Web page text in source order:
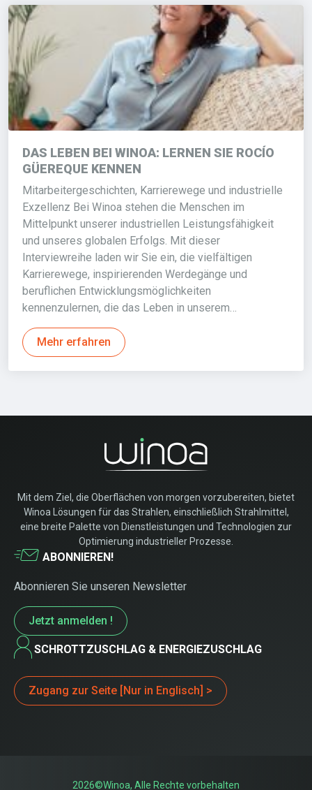
DAS LEBEN BEI WINOA: LERNEN SIE ROCÍO
GÜEREQUE KENNEN
Mitarbeitergeschichten, Karrierewege und industrielle
Exzellenz Bei Winoa stehen die Menschen im
Mittelpunkt unserer industriellen Leistungsfähigkeit
und unseres globalen Erfolgs. Mit dieser
Interviewreihe laden wir Sie ein, die vielfältigen
Karrierewege, inspirierenden Werdegänge und
beruflichen Entwicklungsmöglichkeiten
kennenzulernen, die das Leben in unserem…
Mehr erfahren
Mit dem Ziel, die Oberflächen von morgen vorzubereiten, bietet
Winoa Lösungen für das Strahlen, einschließlich Strahlmittel,
eine breite Palette von Dienstleistungen und Technologien zur
Optimierung industrieller Prozesse.
ABONNIEREN!
Abonnieren Sie unseren Newsletter
Jetzt anmelden !
SCHROTTZUSCHLAG & ENERGIEZUSCHLAG
Zugang zur Seite [Nur in Englisch] >
2026©Winoa, Alle Rechte vorbehalten